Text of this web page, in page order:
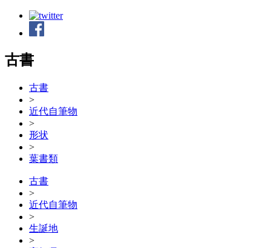
古書
古書
>
近代自筆物
>
形状
>
葉書類
古書
>
近代自筆物
>
生誕地
>